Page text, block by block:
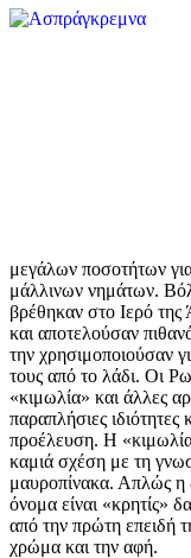
μεγάλων ποσοτήτων
μάλλινων νημάτων.
βρέθηκαν στο Ιερό
και αποτελούσαν
την χρησιμοποιούσαν
τους από το λάδι. Οι
«κιμωλία» και άλλες
παραπλήσιες ιδιότητες
προέλευση. Η
καμιά σχέση με τη
μαυροπίνακα. Απλώς η
όνομα είναι «κρητίς»
από την πρώτη επειδή
χρώμα και την αφή.